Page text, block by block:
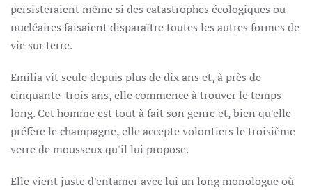
persisteraient même si des catastrophes écologiques ou
nucléaires faisaient disparaître toutes les autres formes de
vie sur terre.
Emilia vit seule depuis plus de dix ans et, à près de
cinquante-trois ans, elle commence à trouver le temps
long. Cet homme est tout à fait son genre et, bien qu'elle
préfère le champagne, elle accepte volontiers le troisième
verre de mousseux qu'il lui propose.
Elle vient juste d'entamer avec lui un long monologue où